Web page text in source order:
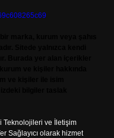
Teknolojileri ve İletişim
Sağlayıcı olarak hizmet